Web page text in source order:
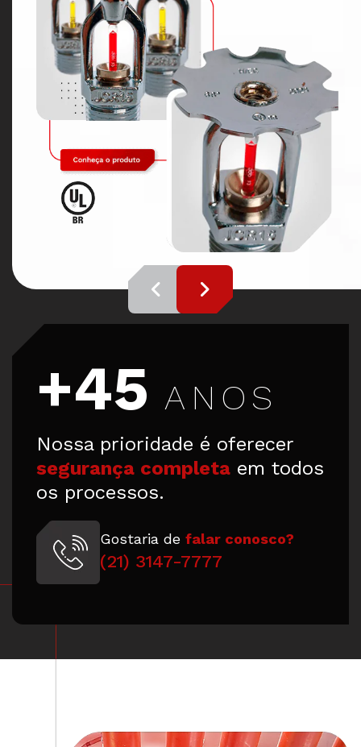
+45 ANOS
Nossa prioridade é oferecer
segurança completa em todos
os processos.
Gostaria de falar conosco?
(21) 3147-7777